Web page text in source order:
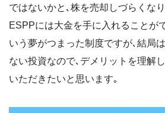
ではないかと､株を売却しづらくな
ESPPには大金を手に入れることが
いう夢がつまった制度ですが､結局
ない投資なので､デメリットを理解
いただきたいと思います｡